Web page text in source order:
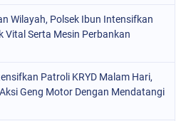
Wilayah, Polsek Ibun Intensifkan
Vital Serta Mesin Perbankan
Patroli KRYD Malam Hari,
Geng Motor Dengan Mendatangi